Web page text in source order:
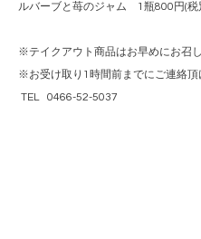
ルバーブと苺のジャム 1瓶800円(税
※テイクアウト商品はお早めにお召
※お受け取り1時間前までにご連絡頂
TEL 0466-52-5037